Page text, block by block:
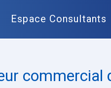
Espace Consultants
commercial